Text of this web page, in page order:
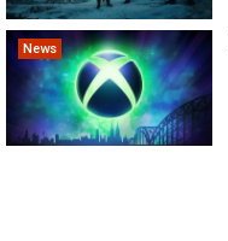
News